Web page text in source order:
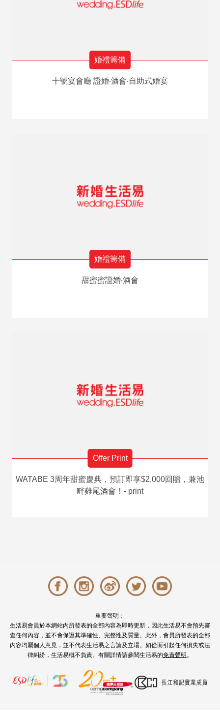
婚禮籌備
十號宴會廳 證婚‧酒會‧自助式婚宴
婚禮籌備
甜蜜蜜證婚‧酒會
Offer Print
WATABE 3周年甜蜜慶典，預訂即享$2,000回贈，兼池
畔雞尾酒會！- print
重要聲明：
生活易會員於本網站內所發表的全部內容為即時更新，因此生活易不會預先審
查任何內容，並不會保證其準確性、完整性及質量。此外，會員所發表的全部
內容均屬個人意見，並不代表生活易之言論及立場。如從而引起任何損失或法
律糾紛，生活易概不負責。有關詳情請參閱生活易的免責聲明 。